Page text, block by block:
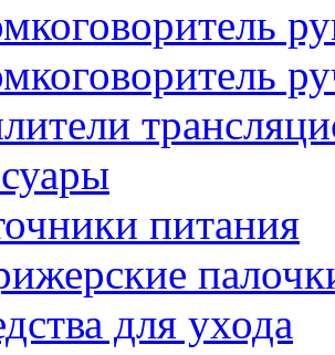
питания
для ухода